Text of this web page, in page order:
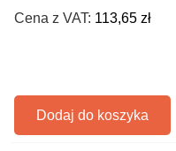
Cena z VAT: 113,65 zł
Dodaj do koszyka